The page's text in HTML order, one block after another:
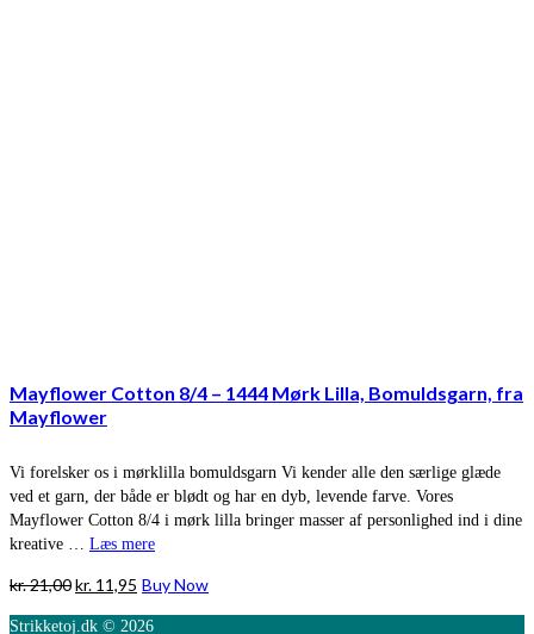
Mayflower Cotton 8/4 – 1444 Mørk Lilla, Bomuldsgarn, fra
Mayflower
Vi forelsker os i mørklilla bomuldsgarn Vi kender alle den særlige glæde
ved et garn, der både er blødt og har en dyb, levende farve. Vores
Mayflower Cotton 8/4 i mørk lilla bringer masser af personlighed ind i dine
kreative … Læs mere
kr.21,00Den
kr. 11,95 Den
Buy Now
Strikketoj.dk © 2026